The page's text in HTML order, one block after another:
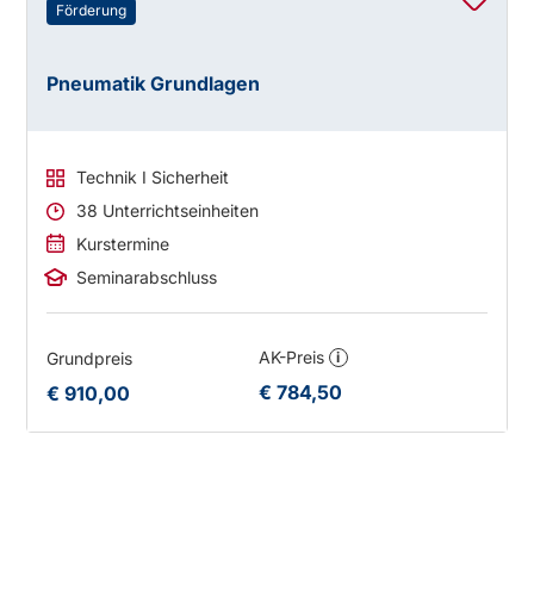
Förderung
Pneumatik Grundlagen
Technik I Sicherheit
38 Unterrichtseinheiten
Kurstermine
Seminarabschluss
Grundpreis
€ 910,00
AK-Preis i
€ 784,50